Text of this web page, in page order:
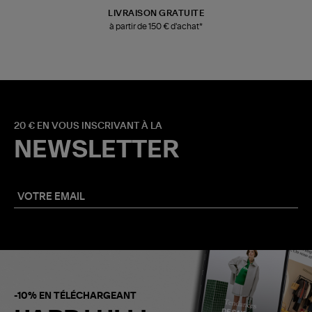
LIVRAISON GRATUITE
à partir de 150 € d'achat*
20 € EN VOUS INSCRIVANT À LA
NEWSLETTER
-10% EN TÉLÉCHARGEANT